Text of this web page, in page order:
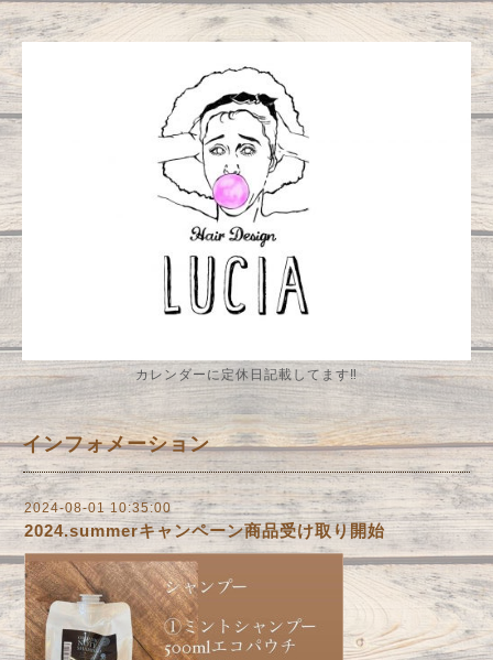
カレンダーに定休日記載してます‼️
インフォメーション
2024-08-01 10:35:00
2024.summerキャンペーン商品受け取り開始